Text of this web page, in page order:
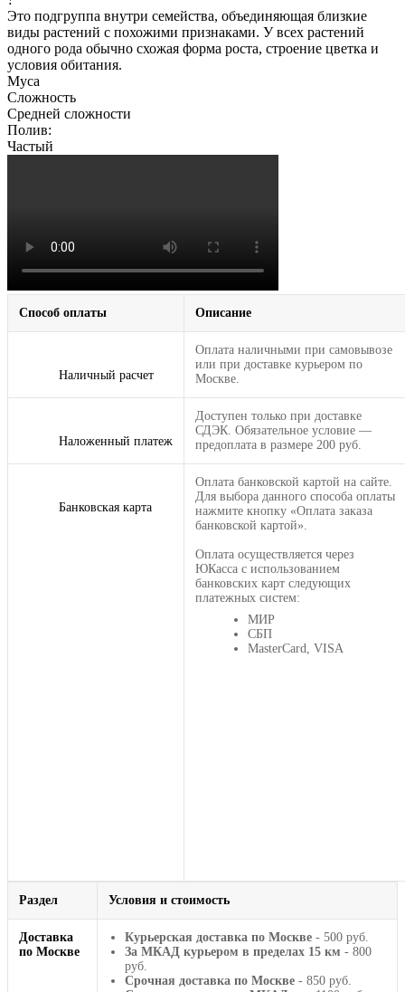
Это подгруппа внутри семейства, объединяющая близкие
виды растений с похожими признаками. У всех растений
одного рода обычно схожая форма роста, строение цветка и
условия обитания.
Муса
Сложность
Средней сложности
Полив:
Частый
Способ оплаты Описание
Наличный расчет
Оплата наличными при самовывозе
или при доставке курьером по
Москве.
Наложенный платеж
Доступен только при доставке
СДЭК. Обязательное условие —
предоплата в размере 200 руб.
Банковская карта
Оплата банковской картой на сайте.
Для выбора данного способа оплаты
нажмите кнопку «Оплата заказа
банковской картой».
Оплата осуществляется через
ЮКасса с использованием
банковских карт следующих
платежных систем:
МИР
СБП
MasterCard, VISA
Раздел Условия и стоимость
Доставка
по Москве
Курьерская доставка по Москве - 500 руб.
За МКАД курьером в пределах 15 км - 800
руб.
Срочная доставка по Москве - 850 руб.